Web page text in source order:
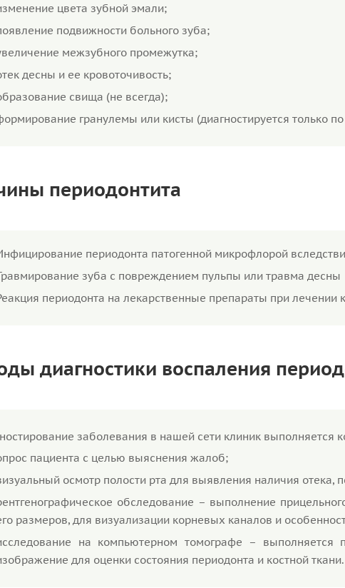
цвета зубной эмали;
подвижности больного зуба;
межзубного промежутка;
десны и ее кровоточивость;
свища (не всегда);
гранулемы или кисты (диагностируется только
периодонтита
периодонта патогенной микрофлорой
зуба с повреждением пульпы или травма десны
периодонта на лекарственные препараты при лечении
диагностики воспаления
заболевания в нашей сети клиник выполняется
пациента с целью выяснения жалоб;
осмотр полости рта для выявления наличия отека,
обследование – выполнение
размеров, для визуализации корневых каналов и
на компьютерном томографе – выполняется
для оценки состояния периодонта и костной ткани.